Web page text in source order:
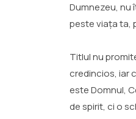
Dumnezeu, nu
peste viața ta,
Titlul nu
credincios, iar
este Domnul,
de spirit, ci o